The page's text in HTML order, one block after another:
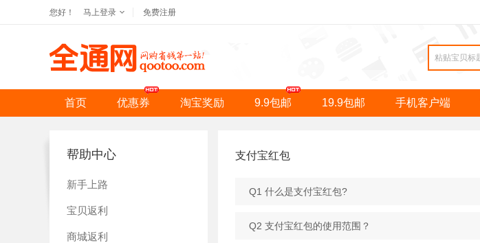
您好！ 马上登录 免费注册
首页 优惠券 淘宝奖励 9.9包邮 19.9包邮 手机客户端
帮助中心
新手上路
宝贝返利
商城返利
支付宝红包
Q1 什么是支付宝红包?
Q2 支付宝红包的使用范围？